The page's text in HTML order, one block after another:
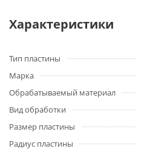
Характеристики
Тип пластины
Марка
Обрабатываемый материал
Вид обработки
Размер пластины
Радиус пластины